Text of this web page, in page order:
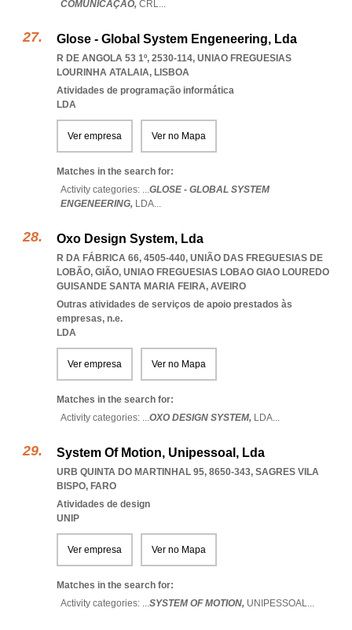
COMUNICAÇÃO, CRL...
Glose - Global System Engeneering, Lda
R DE ANGOLA 53 1º, 2530-114, UNIAO FREGUESIAS
LOURINHA ATALAIA, LISBOA
Atividades de programação informática
LDA
Ver empresa Ver no Mapa
Matches in the search for:
Activity categories: ...GLOSE - GLOBAL SYSTEM
ENGENEERING, LDA...
Oxo Design System, Lda
R DA FÁBRICA 66, 4505-440, UNIÃO DAS FREGUESIAS DE
LOBÃO, GIÃO, UNIAO FREGUESIAS LOBAO GIAO LOUREDO
GUISANDE SANTA MARIA FEIRA, AVEIRO
Outras atividades de serviços de apoio prestados às
empresas, n.e.
LDA
Ver empresa Ver no Mapa
Matches in the search for:
Activity categories: ...OXO DESIGN SYSTEM, LDA...
System Of Motion, Unipessoal, Lda
URB QUINTA DO MARTINHAL 95, 8650-343, SAGRES VILA
BISPO, FARO
Atividades de design
UNIP
Ver empresa Ver no Mapa
Matches in the search for:
Activity categories: ...SYSTEM OF MOTION, UNIPESSOAL...